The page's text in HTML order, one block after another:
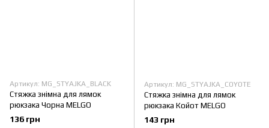
Артикул: MG_STYAJKA_BLACK
Стяжка знімна для лямок
рюкзака Чорна MELGO
136 грн
Артикул: MG_STYAJKA_COYOTE
Стяжка знімна для лямок
рюкзака Койот MELGO
143 грн